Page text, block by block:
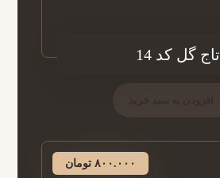
تاج گل کد 14
۸۰۰.۰۰۰ تومان